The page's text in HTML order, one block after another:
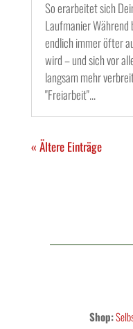
So erarbeitet sich
Laufmanier Während
endlich immer öfter
wird – und sich vor
langsam mehr
"Freiarbeit"...
« Ältere Einträge
Shop: